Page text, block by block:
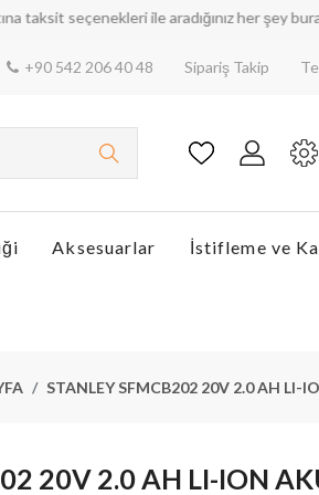
ile aradığınız her şey burada!
+90 542 206 40 48 Sipariş Takip
Aksesuarlar İstifleme ve
STANLEY SFMCB202 20V 2.0 AH LI-
20V 2.0 AH LI-ION